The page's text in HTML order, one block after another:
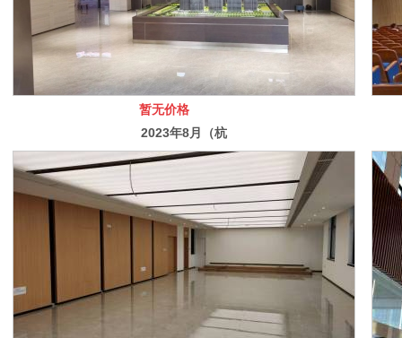
暂无价格
2023年8月（杭
州沁棠云筑售楼
部精装修工程）